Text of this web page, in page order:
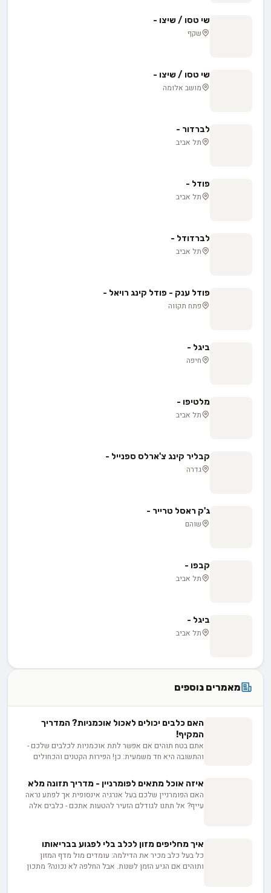
שי טסו / שיצו -
שקף
שי טסו / שיצו -
מושב אלומה
לברדור -
תל אביב
פודל -
תל אביב
לברדודל -
תל אביב
פודל ענק - פודל קינג רויאל -
פתח תקווה
ביגל -
חיפה
מלטיפו -
תל אביב
קבליר קינג צ'ארלס ספנייל -
גדרה
ג'ק ראסל טרייר -
שוהם
קבפו -
תל אביב
ביגל -
תל אביב
מאמרים נוספים
האם כלבים יכולים לאכול אוכמניות? המדריך
המקיף!
אתם בטח תוהים אם אפשר לתת אוכמניות לכלבים שלכם -
והתשובה היא חד משמעית: כן! הפירות הקטנים והכחולים
מנוגדי חמצון, ויטמינים ומינרלים חיוניים - כל אלה מחכים
לכלבים שלכם בתוך האוכמניות. בואו נגלה איך לשלב אותן
בתזונה היומית שלהם.
איזה אוכל מתאים לפומרניין - מדריך תזונה מלא
האם הפומרניין שלכם בעל אנרגיה אינסופית אך לפתע נראה
עייף? אל תתנו לגודלם הזעיר להטעות אתכם - כלבים אלה
מיטבית לחברים הפרוותיים שלכם.
איך מחליפים מזון לכלב בלי לפגוע בבריאותו
כל בעל כלב מכיר את הדילמה: עומדים מול מדף המזון
ותוהים אם הגיע הזמן לשנות. אבל החלפה לא נכונה? מתכון